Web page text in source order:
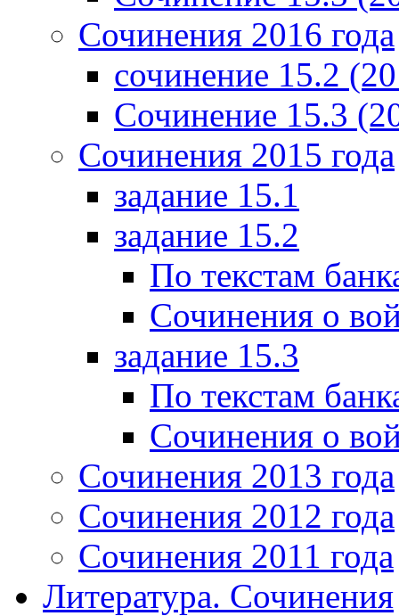
Сочинения 2016 года
сочинение 15.2
Сочинение 15.3
Сочинения 2015 года
задание 15.1
задание 15.2
По текстам
Сочинения о
задание 15.3
По текстам
Сочинения о
Сочинения 2013 года
Сочинения 2012 года
Сочинения 2011 года
Литература. Сочинения